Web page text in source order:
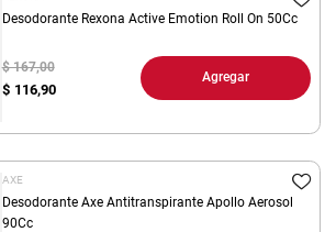
Desodorante Rexona Active Emotion Roll On 50Cc
$ 116,90
$ 167,00
Agregar
AXE
Desodorante Axe Antitranspirante Apollo Aerosol
90Cc